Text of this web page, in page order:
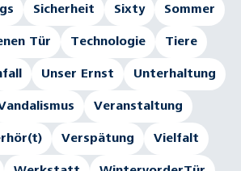
Sicherheit Sixty Sommer
Tür Technologie Tiere
Unser Ernst Unterhaltung
Veranstaltung
Verspätung Vielfalt